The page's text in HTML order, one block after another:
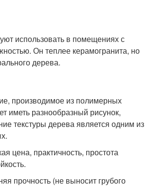
использовать в помещениях с
Он теплее керамогранита, но
дерева.
производимое из полимерных
иметь разнообразный рисунок,
текстуры дерева является одним из
цена, практичность, простота
прочность (не выносит грубого